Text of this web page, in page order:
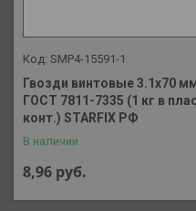
SMP4-15591-1
Гвозди винтовые 3.1х70
ГОСТ 7811-7335 (1 кг в
конт.) STARFIX РФ
В наличии
8,96 руб.